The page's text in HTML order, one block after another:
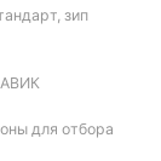
зип
для отбора